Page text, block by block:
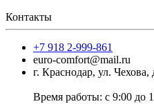
Контакты
+7 918 2-999-861
euro-comfort@mail.ru
г. Краснодар, ул. Чехова,
Время работы: с 9:00 до